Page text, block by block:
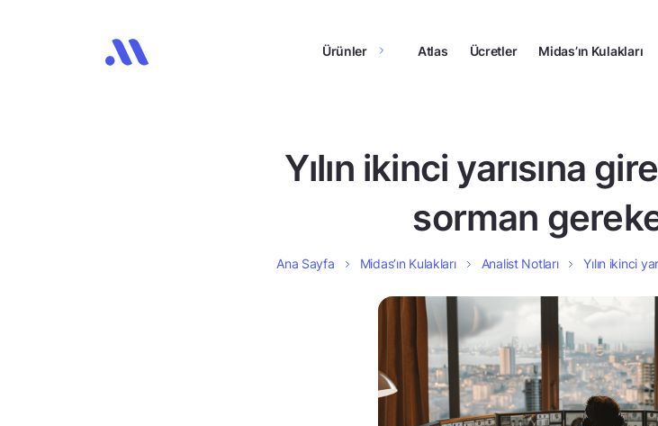
Ürünler Atlas Ücretler Midas’ın Kulakları
Yılın ikinci yarısına
sorman
Ana Sayfa Midas’ın Kulakları Analist Notları Yılın ikinci